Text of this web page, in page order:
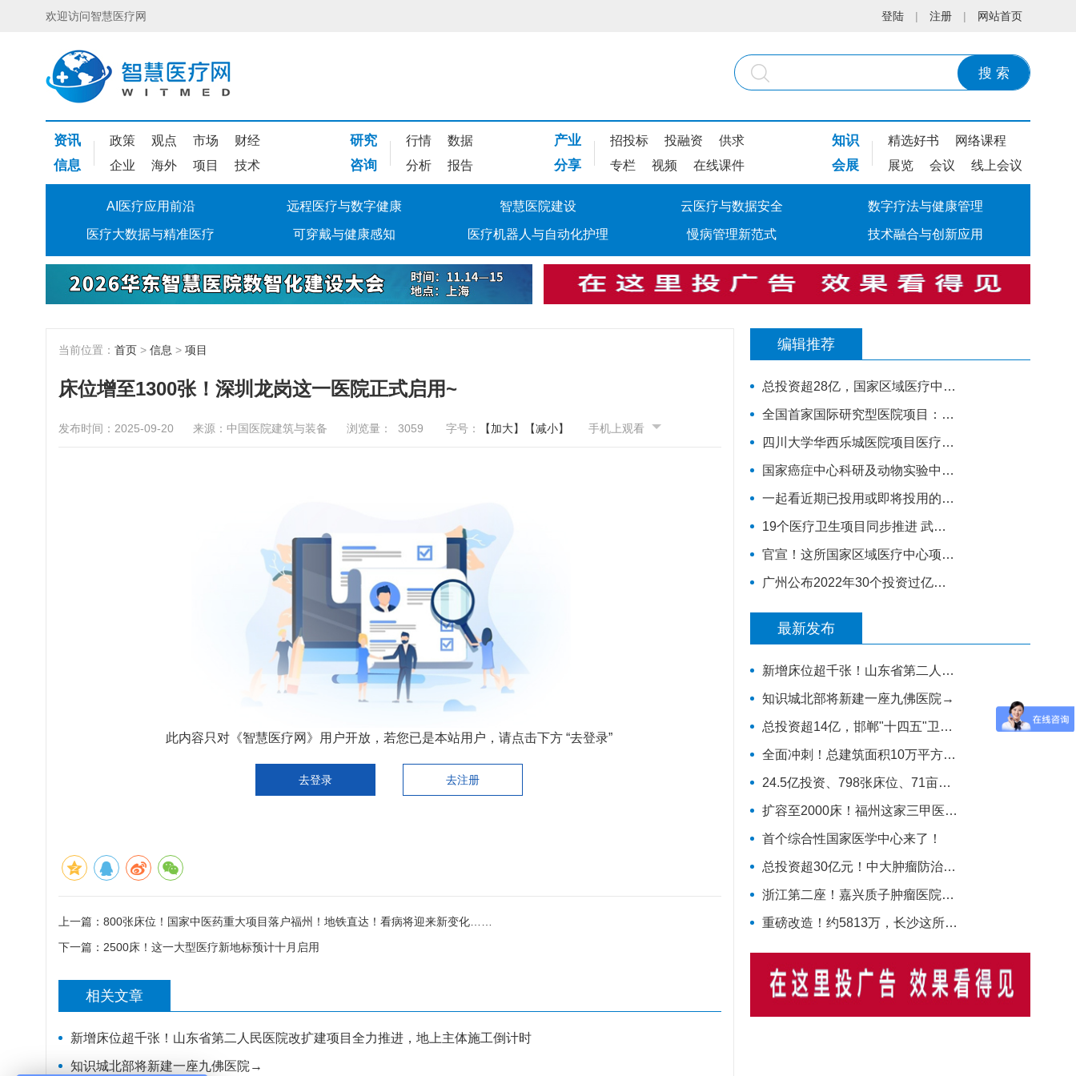
欢迎访问智慧医疗网 登陆 | 注册 | 网站首页
搜 索
资讯 政策 观点 市场 财经
信息 企业 海外 项目 技术
研究 行情 数据
咨询 分析 报告
产业 招投标 投融资 供求
分享 专栏 视频 在线课件
知识 精选好书 网络课程
会展 展览 会议 线上会议
AI医疗应用前沿 远程医疗与数字健康 智慧医院建设 云医疗与数据安全 数字疗法与健康管理
医疗大数据与精准医疗 可穿戴与健康感知 医疗机器人与自动化护理 慢病管理新范式 技术融合与创新应用
当前位置： 首页 > 信息 > 项目
床位增至1300张！深圳龙岗这一医院正式启用~
发布时间：2025-09-20 来源：中国医院建筑与装备 浏览量： 3059 字号： 【加大】 【减小】 手机上观看
此内容只对《智慧医疗网》用户开放，若您已是本站用户，请点击下方 “去登录”
去登录 去注册
上一篇： 800张床位！国家中医药重大项目落户福州！地铁直达！看病将迎来新变化……
下一篇： 2500床！这一大型医疗新地标预计十月启用
相关文章
新增床位超千张！山东省第二人民医院改扩建项目全力推进，地上主体施工倒计时
知识城北部将新建一座九佛医院→
编辑推荐
总投资超28亿，国家区域医疗中心南方医院赣州医院开工建设
全国首家国际研究型医院项目：高博医院竣工验收，明年投入运营
四川大学华西乐城医院项目医疗综合楼项目将于今年竣工
国家癌症中心科研及动物实验中心落户河北廊坊开发区
一起看近期已投用或即将投用的十大康复医院项目
19个医疗卫生项目同步推进 武汉儿童医院西院10月交付 武汉经开区投资70亿元建设“健康车谷”
官宣！这所国家区域医疗中心项目即将开工建设！
广州公布2022年30个投资过亿的重点医疗建设项目，全力打造医疗卫生高地｜广州篇
最新发布
新增床位超千张！山东省第二人民医院改扩建项目全力推进，地上主体施工倒计时
知识城北部将新建一座九佛医院→
总投资超14亿，邯郸"十四五"卫生规划标志性工程迎施工方落地
全面冲刺！总建筑面积10万平方米，华北理工大学附属医院花海院区一期工程加速成型
24.5亿投资、798张床位、71亩占地！曲江新区医院的"最后一公里"冲刺
扩容至2000床！福州这家三甲医院大动作，国家级防治基地预计2028年建成
首个综合性国家医学中心来了！
总投资超30亿元！中大肿瘤防治“国家队”扩容，绘就健康天河新蓝图
浙江第二座！嘉兴质子肿瘤医院新建项目动工，10亿投资守护健康嘉兴
重磅改造！约5813万，长沙这所医院将蜕变！